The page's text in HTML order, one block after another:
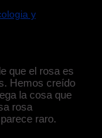
y
que el rosa es
Hemos creído
la cosa que
rosa
raro.